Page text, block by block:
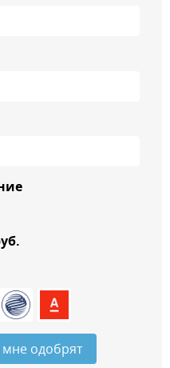
мне одобрят